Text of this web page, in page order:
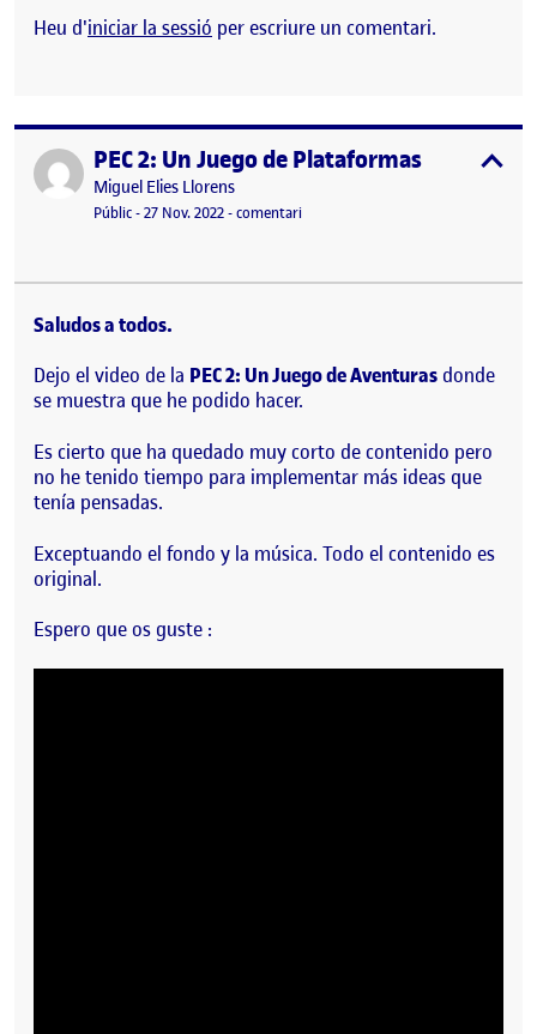
Heu d'iniciar la sessió per escriure un comentari.
Publicat perPEC 2: Un Juego de Plataformas
Publicat per
Miguel Elies Llorens
Visibilitat:
Públic-Data de publicació
27 Nov. 202227 novembre, 2022 11:24 pm
-comentariel PEC 2: Un Juego de Plataformas
Saludos a todos.
Dejo el video de la PEC 2: Un Juego de Aventuras donde
se muestra que he podido hacer.
Es cierto que ha quedado muy corto de contenido pero
no he tenido tiempo para implementar más ideas que
tenía pensadas.
Exceptuando el fondo y la música. Todo el contenido es
original.
Espero que os guste :